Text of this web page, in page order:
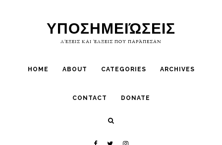
ΥΠΟΣΗΜΕΙΏΣΕΙΣ
ΛΈΞΕΙΣ ΚΑΙ ΈΛΞΕΙΣ ΠΟΥ ΠΑΡΆΠΕΣΑΝ
HOME ABOUT CATEGORIES ARCHIVES
CONTACT DONATE